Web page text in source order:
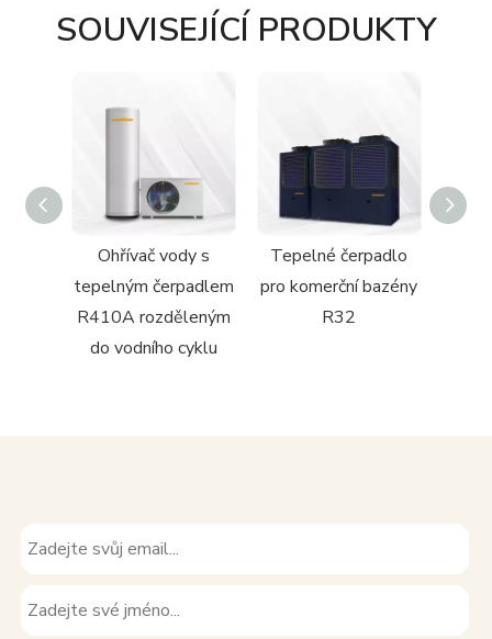
SOUVISEJÍCÍ PRODUKTY
Ohřívač vody s
tepelným čerpadlem
R410A rozděleným
do vodního cyklu
Tepelné čerpadlo
pro komerční bazény
R32